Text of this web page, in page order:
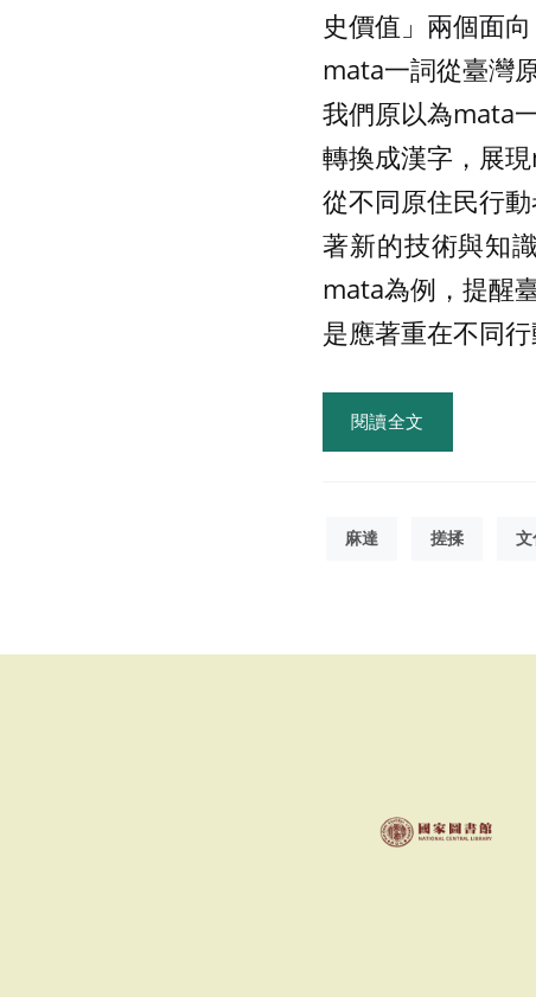
史價值」兩個面
mata一詞從臺灣
我們原以為mata
轉換成漢字，展
從不同原住民行
著新的技術與知
mata為例，提醒
是應著重在不同行
閱讀全文
麻達 搓揉 文